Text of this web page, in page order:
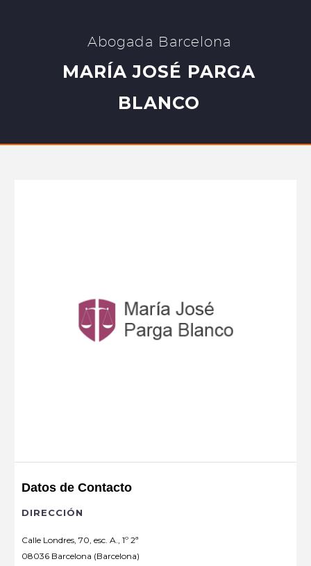
Abogada Barcelona
MARÍA JOSÉ PARGA
BLANCO
Datos de Contacto
DIRECCIÓN
Calle Londres, 70, esc. A., 1º 2ª
08036 Barcelona (Barcelona)